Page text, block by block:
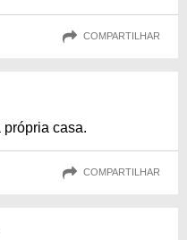
COMPARTILHAR
própria casa.
COMPARTILHAR